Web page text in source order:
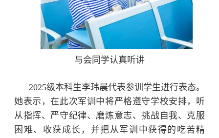
与会同学认真听讲
2025级本科生李玮晨代表参训学生进行表态。
她表示，在此次军训中将严格遵守学校安排，听
从指挥、严守纪律、磨炼意志、挑战自我、克服
困难、收获成长，并把从军训中获得的吃苦精